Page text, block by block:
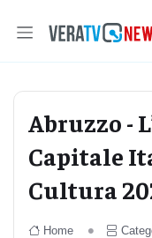
Abruzzo -
Capitale
Cultura
Home